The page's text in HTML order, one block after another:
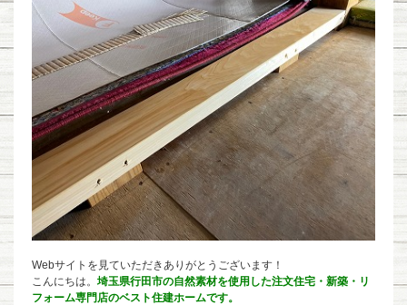
Webサイトを見ていただきありがとうございます！
こんにちは。 埼玉県行田市の自然素材を使用した注文住宅・新築・リ
フォーム専門店のベスト住建ホームです。